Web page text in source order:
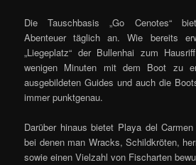
Die Tauschbasis „Go Cenotes“
Abenteuer täglich an. Wie bereits
„Liegeplatz“ der Bullenhai zum
wenigen Minuten mit dem Boot zu
ausgebildeten Guides und auch die
immer punktgenau.
Darüber hinaus bietet Playa del
bei denen man Wracks, Schildkröten,
sowie einen Vielzahl von Fischarten